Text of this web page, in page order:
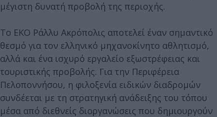
μέγιστη δυνατή προβολή της περιοχής.
Το ΕΚΟ Ράλλυ Ακρόπολις αποτελεί έναν σημαντικό
θεσμό για τον ελληνικό μηχανοκίνητο αθλητισμό,
αλλά και ένα ισχυρό εργαλείο εξωστρέφειας και
τουριστικής προβολής. Για την Περιφέρεια
Πελοποννήσου, η φιλοξενία ειδικών διαδρομών
συνδέεται με τη στρατηγική ανάδειξης του τόπου
μέσα από διεθνείς διοργανώσεις που δημιουργούν